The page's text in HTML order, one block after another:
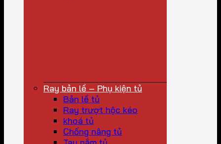
Ray bản lề – Phụ kiện tủ
Bản lề tủ
Ray trượt hộc kéo
khoá tủ
Chống nâng tủ